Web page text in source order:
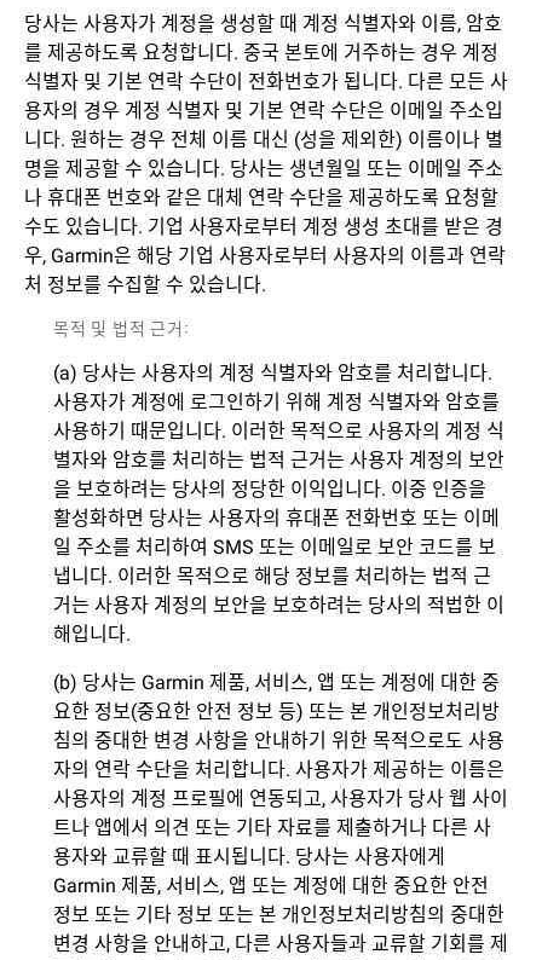
당사는 사용자가 계정을 생성할 때 계정 식별자와 이름, 암호
를 제공하도록 요청합니다. 중국 본토에 거주하는 경우 계정
식별자 및 기본 연락 수단이 전화번호가 됩니다. 다른 모든 사
용자의 경우 계정 식별자 및 기본 연락 수단은 이메일 주소입
니다. 원하는 경우 전체 이름 대신 (성을 제외한) 이름이나 별
명을 제공할 수 있습니다. 당사는 생년월일 또는 이메일 주소
나 휴대폰 번호와 같은 대체 연락 수단을 제공하도록 요청할
수도 있습니다. 기업 사용자로부터 계정 생성 초대를 받은 경
우, Garmin은 해당 기업 사용자로부터 사용자의 이름과 연락
처 정보를 수집할 수 있습니다.
목적 및 법적 근거:
(a) 당사는 사용자의 계정 식별자와 암호를 처리합니다.
사용자가 계정에 로그인하기 위해 계정 식별자와 암호를
사용하기 때문입니다. 이러한 목적으로 사용자의 계정 식
별자와 암호를 처리하는 법적 근거는 사용자 계정의 보안
을 보호하려는 당사의 정당한 이익입니다. 이중 인증을
활성화하면 당사는 사용자의 휴대폰 전화번호 또는 이메
일 주소를 처리하여 SMS 또는 이메일로 보안 코드를 보
냅니다. 이러한 목적으로 해당 정보를 처리하는 법적 근
거는 사용자 계정의 보안을 보호하려는 당사의 적법한 이
해입니다.
(b) 당사는 Garmin 제품, 서비스, 앱 또는 계정에 대한 중
요한 정보(중요한 안전 정보 등) 또는 본 개인정보처리방
침의 중대한 변경 사항을 안내하기 위한 목적으로도 사용
자의 연락 수단을 처리합니다. 사용자가 제공하는 이름은
사용자의 계정 프로필에 연동되고, 사용자가 당사 웹 사이
트나 앱에서 의견 또는 기타 자료를 제출하거나 다른 사
용자와 교류할 때 표시됩니다. 당사는 사용자에게
Garmin 제품, 서비스, 앱 또는 계정에 대한 중요한 안전
정보 또는 기타 정보 또는 본 개인정보처리방침의 중대한
변경 사항을 안내하고, 다른 사용자들과 교류할 기회를 제